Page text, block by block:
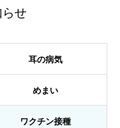
せ
耳の病気
めまい
ワクチン接種